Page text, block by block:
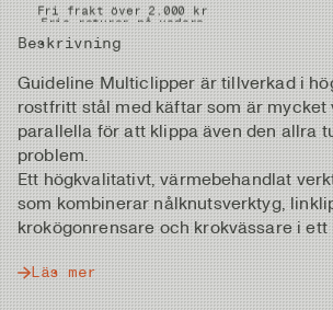
Beskrivning
Guideline Multiclipper är tillverkad i
rostfritt stål med käftar som är mycket
parallella för att klippa även den allra
problem.
Ett högkvalitativt, värmebehandlat
som kombinerar nålknutsverktyg,
krokögonrensare och krokvässare i ett
Läs mer
Snabba leveranser
Fri frakt över 2.000 kr
Fria returer på vadare